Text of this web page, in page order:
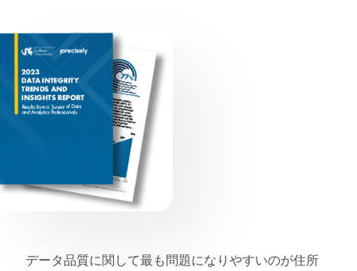
データ品質に関して最も問題になりやすいのが住所